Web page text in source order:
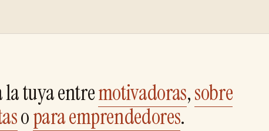
la tuya entremotivadoras,sobre
opara emprendedores.